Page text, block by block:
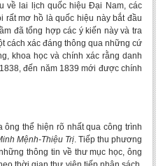
về lai lịch quốc hiệu Đại Nam, các
rất mơ hồ là quốc hiệu này bắt đầu
đã tổng hợp các ý kiến này và tra
cách xác đáng thông qua những cứ
khoa học và chính xác rằng danh
đến năm 1839 mới được chính
ông thể hiện rõ nhất qua công trình
Mệnh-Thiệu Trị. Tiếp thu phương
thông tin về thư mục học, ông